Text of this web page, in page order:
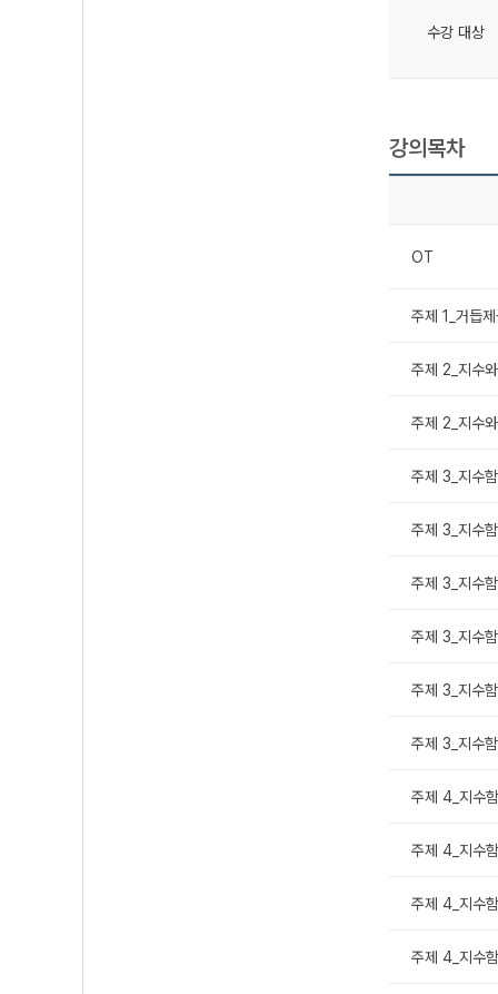
수강 대상
강의목차
OT
주제 1_거듭
주제 2_지수
주제 2_지수
주제 3_지수
주제 3_지수
주제 3_지수
주제 3_지수
주제 3_지수
주제 3_지수
주제 4_지수
주제 4_지수
주제 4_지수
주제 4_지수